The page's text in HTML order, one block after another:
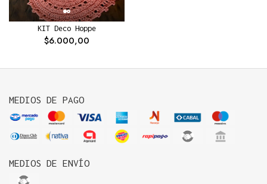
KIT Deco Hoppe
$6.000,00
MEDIOS DE PAGO
MEDIOS DE ENVÍO